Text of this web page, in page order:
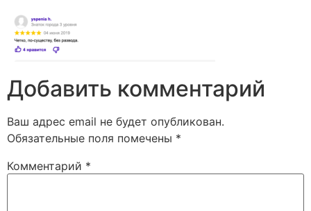
Добавить комментарий
Ваш адрес email не будет опубликован.
Обязательные поля помечены *
Комментарий *